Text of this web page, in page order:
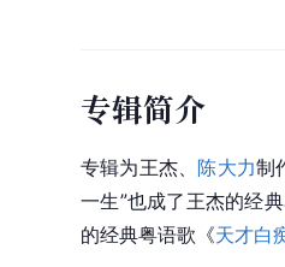
专辑简介
专辑为王杰、 陈大力制
一生”也成了王杰的经
的经典粤语歌《天才白